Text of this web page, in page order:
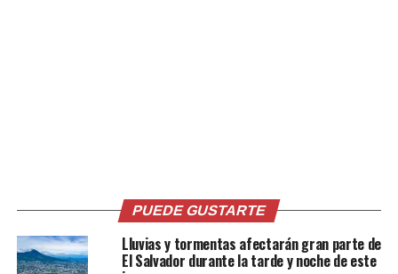
PUEDE GUSTARTE
Lluvias y tormentas afectarán gran parte de
El Salvador durante la tarde y noche de este